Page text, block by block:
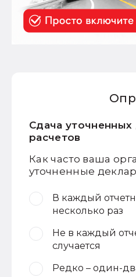
Сдача
расчетов
Как часто ваша
уточненные
В каждый
несколько раз
Не в каждый
случается
Редко – один-